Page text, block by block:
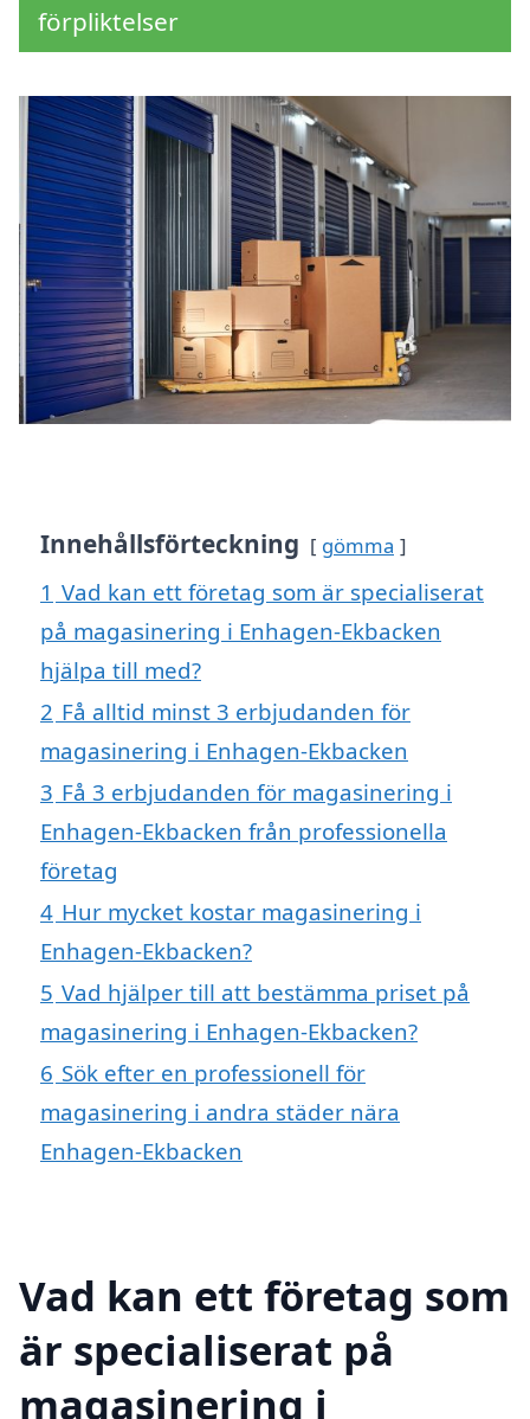
förpliktelser
Innehållsförteckning gömma
1 Vad kan ett företag som är specialiserat
på magasinering i Enhagen-Ekbacken
hjälpa till med?
2 Få alltid minst 3 erbjudanden för
magasinering i Enhagen-Ekbacken
3 Få 3 erbjudanden för magasinering i
Enhagen-Ekbacken från professionella
företag
4 Hur mycket kostar magasinering i
Enhagen-Ekbacken?
5 Vad hjälper till att bestämma priset på
magasinering i Enhagen-Ekbacken?
6 Sök efter en professionell för
magasinering i andra städer nära
Enhagen-Ekbacken
Vad kan ett företag som
är specialiserat på
magasinering i